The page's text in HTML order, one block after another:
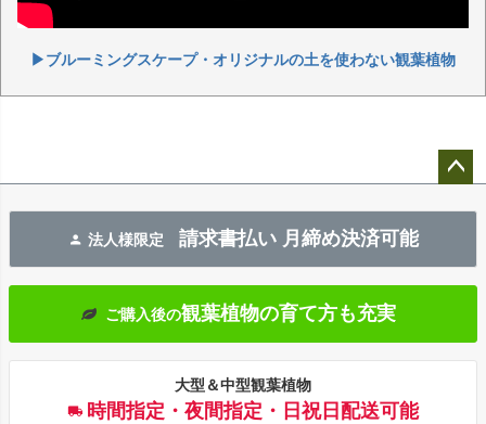
▶ブルーミングスケープ・オリジナルの土を使わない観葉植物
へ
法人様限定 請求書払い 月締め決済可能
ご購入後の観葉植物の育て方も充実
大型＆中型観葉植物
時間指定・夜間指定・日祝日配送可能